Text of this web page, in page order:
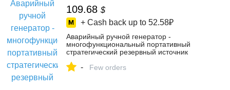
109.68 $
+ Cash back up to 52.58₽
Аварийный ручной генератор -
многофункциональный портативный
стратегический резервный источник
магазине ZilinrongE-commerceCo.Ltd на
- Few orders